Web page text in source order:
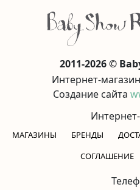
2011-2026 ©
Интернет-
Создание сайта
МАГАЗИНЫ БРЕНДЫ
CОГЛАШЕНИЕ